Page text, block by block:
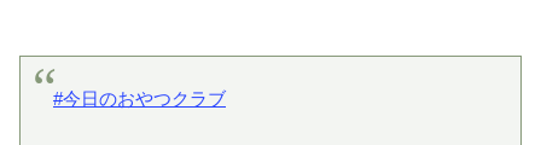
#今日のおやつクラブ